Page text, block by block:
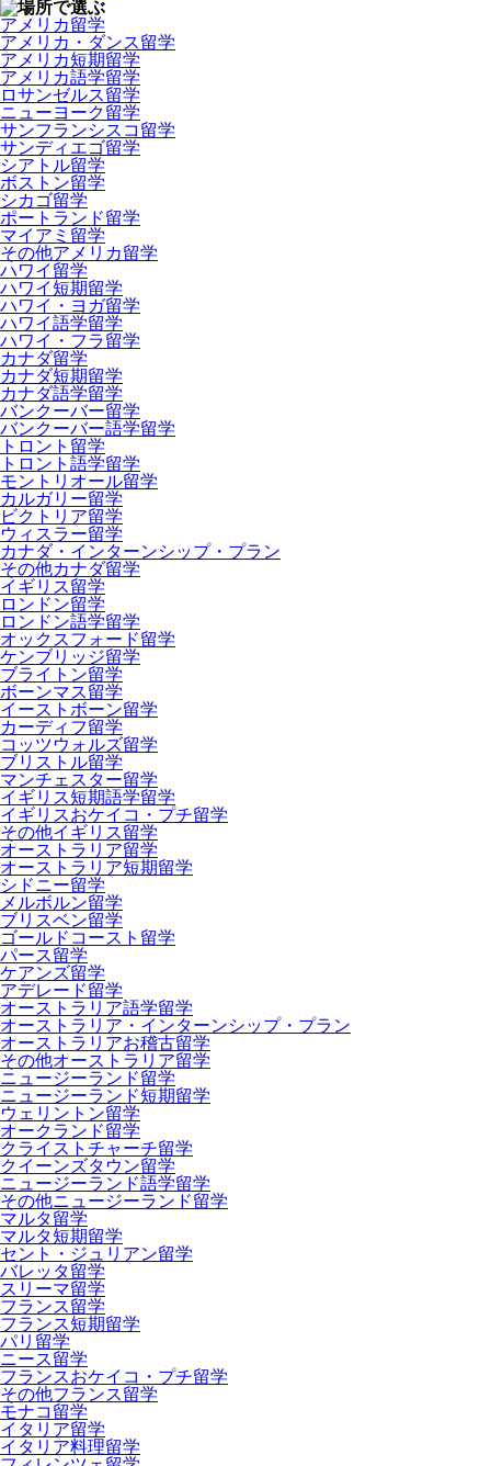
アメリカ留学
アメリカ・ダンス留学
アメリカ短期留学
アメリカ語学留学
ロサンゼルス留学
ニューヨーク留学
サンフランシスコ留学
サンディエゴ留学
シアトル留学
ボストン留学
シカゴ留学
ポートランド留学
マイアミ留学
その他アメリカ留学
ハワイ留学
ハワイ短期留学
ハワイ・ヨガ留学
ハワイ語学留学
ハワイ・フラ留学
カナダ留学
カナダ短期留学
カナダ語学留学
バンクーバー留学
バンクーバー語学留学
トロント留学
トロント語学留学
モントリオール留学
カルガリー留学
ビクトリア留学
ウィスラー留学
カナダ・インターンシップ・プラン
その他カナダ留学
イギリス留学
ロンドン留学
ロンドン語学留学
オックスフォード留学
ケンブリッジ留学
ブライトン留学
ボーンマス留学
イーストボーン留学
カーディフ留学
コッツウォルズ留学
ブリストル留学
マンチェスター留学
イギリス短期語学留学
イギリスおケイコ・プチ留学
その他イギリス留学
オーストラリア留学
オーストラリア短期留学
シドニー留学
メルボルン留学
ブリスベン留学
ゴールドコースト留学
パース留学
ケアンズ留学
アデレード留学
オーストラリア語学留学
オーストラリア・インターンシップ・プラン
オーストラリアお稽古留学
その他オーストラリア留学
ニュージーランド留学
ニュージーランド短期留学
ウェリントン留学
オークランド留学
クライストチャーチ留学
クイーンズタウン留学
ニュージーランド語学留学
その他ニュージーランド留学
マルタ留学
マルタ短期留学
セント・ジュリアン留学
バレッタ留学
スリーマ留学
フランス留学
フランス短期留学
パリ留学
ニース留学
フランスおケイコ・プチ留学
その他フランス留学
モナコ留学
イタリア留学
イタリア料理留学